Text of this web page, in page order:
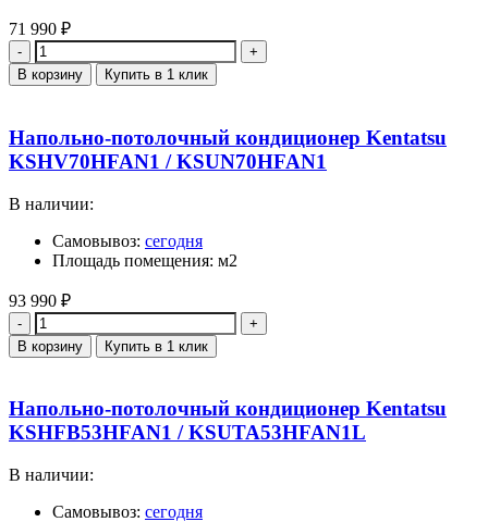
71 990 ₽
Количество
В корзину Купить в 1 клик
Напольно-потолочный кондиционер Kentatsu
KSHV70HFAN1 / KSUN70HFAN1
В наличии:
Самовывоз: сегодня
Площадь помещения: м2
93 990 ₽
Количество
В корзину Купить в 1 клик
Напольно-потолочный кондиционер Kentatsu
KSHFB53HFAN1 / KSUTA53HFAN1L
В наличии:
Самовывоз: сегодня